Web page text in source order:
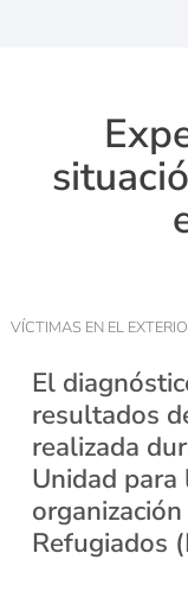
VÍCTIMAS EN EL
El
resultados
realizada
Unidad
Refugiados